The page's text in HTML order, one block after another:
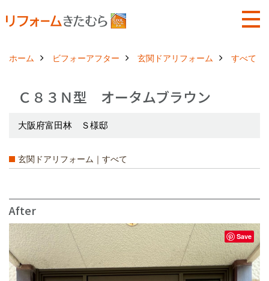
ホーム ビフォーアフター 玄関ドアリフォーム すべて
Ｃ８３Ｎ型 オータムブラウン
大阪府富田林 Ｓ様邸
玄関ドアリフォーム｜すべて
After
Save